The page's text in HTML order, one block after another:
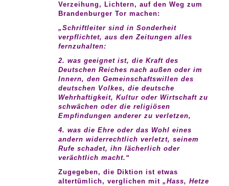
Verzeihung, Lichtern, auf den Weg zum
Brandenburger Tor machen:
„Schriftleiter sind in Sonderheit
verpflichtet, aus den Zeitungen alles
fernzuhalten:
2. was geeignet ist, die Kraft des
Deutschen Reiches nach außen oder im
Innern, den Gemeinschaftswillen des
deutschen Volkes, die deutsche
Wehrhaftigkeit, Kultur oder Wirtschaft zu
schwächen oder die religiösen
Empfindungen anderer zu verletzen,
4. was die Ehre oder das Wohl eines
andern widerrechtlich verletzt, seinem
Rufe schadet, ihn lächerlich oder
verächtlich macht.“
Zugegeben, die Diktion ist etwas
altertümlich, verglichen mit„Hass, Hetze